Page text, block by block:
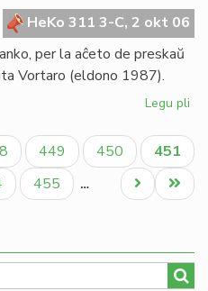
HeKo 311 3-C, 2 okt 06
per la aĉeto de preskaŭ
Vortaro (eldono 1987).
Legu pli
al
Paĝo
449 Paĝo
450
Aktuala
paĝo
451
Paĝo
455 …
Last
page
Next
page